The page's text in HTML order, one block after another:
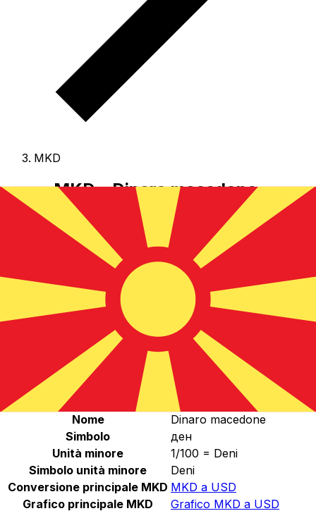
MKD
MKD - Dinaro macedone
La Dinaro macedone è la valuta di Macedonia del Nord.
Le nostre classifiche mostrano che il tasso Dinaro
macedone più popolare è MKD a USD.
Il codice valuta
per Denari è MKD, e il simbolo è ден.Qui sotto trovi i
tassi Dinaro macedone e un convertitore.
Seleziona una valuta
Dinaro macedone
Statistiche Dinaro macedone
Nome
Dinaro macedone
Simbolo
ден
Unità minore
1/100 = Deni
Simbolo unità minore
Deni
Conversione principale MKD MKD a USD
Grafico principale MKD
Grafico MKD a USD